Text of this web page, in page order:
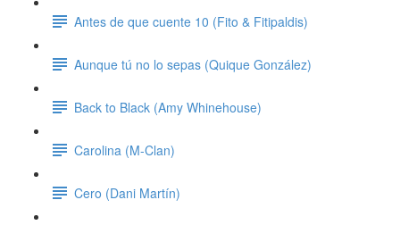
Antes de que cuente 10 (Fito & Fitipaldis)
Aunque tú no lo sepas (Quique González)
Back to Black (Amy Whinehouse)
Carolina (M-Clan)
Cero (Dani Martín)